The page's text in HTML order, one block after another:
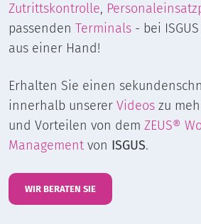
Zutrittskontrolle,
passenden Terminals - bei
aus einer Hand!
Erhalten Sie einen
innerhalb unserer Videos zu
und Vorteilen von dem ZEUS®
Management von ISGUS.
WIR BERATEN SIE